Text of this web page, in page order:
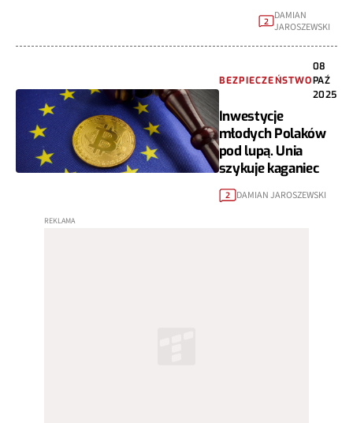
2 DAMIAN
JAROSZEWSKI
BEZPIECZEŃSTWO
08
PAŹ
2025
Inwestycje
młodych Polaków
pod lupą. Unia
szykuje kaganiec
2 DAMIAN JAROSZEWSKI